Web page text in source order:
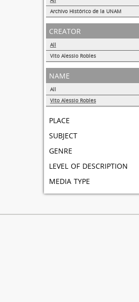
Archivo Histórico de la UNAM
creator
All
Vito Alessio Robles
name
All
Vito Alessio Robles
place
subject
genre
level of description
media type